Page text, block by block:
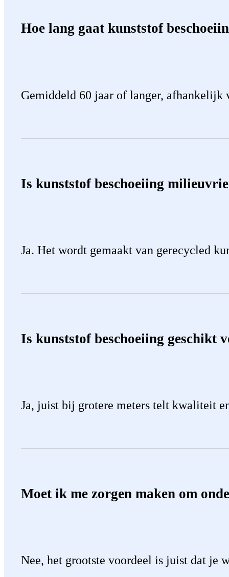
Hoe lang gaat kunststof
Gemiddeld 60 jaar of langer, afhankelijk
Is kunststof beschoeiing
Ja. Het wordt gemaakt van gerecycled
Is kunststof beschoeiing geschikt
Ja, juist bij grotere meters telt kwaliteit
Moet ik me zorgen maken om
Nee, het grootste voordeel is juist dat je